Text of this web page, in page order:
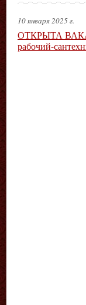
10 января 2025 г.
ОТКРЫТА
рабочий-